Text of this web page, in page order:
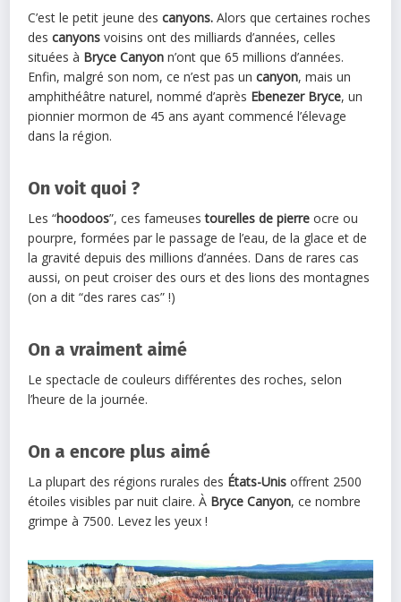
C’est le petit jeune descanyons. Alors que certaines roches
des canyons voisins ont des milliards d’années, celles
situées à Bryce Canyon n’ont que 65 millions d’années.
Enfin, malgré son nom, ce n’est pas uncanyon, mais un
amphithéâtre naturel, nommé d’après Ebenezer Bryce, un
pionnier mormon de 45 ans ayant commencé l’élevage
dans la région.
On voit quoi ?
Les “hoodoos”, ces fameuses tourelles de pierre ocre ou
pourpre, formées par le passage de l’eau, de la glace et de
la gravité depuis des millions d’années. Dans de rares cas
aussi, on peut croiser des ours et des lions des montagnes
(on a dit “des rares cas” !)
On a vraiment aimé
Le spectacle de couleurs différentes des roches, selon
l’heure de la journée.
On a encore plus aimé
La plupart des régions rurales des États-Unis offrent 2500
étoiles visibles par nuit claire. À Bryce Canyon, ce nombre
grimpe à 7500. Levez les yeux !